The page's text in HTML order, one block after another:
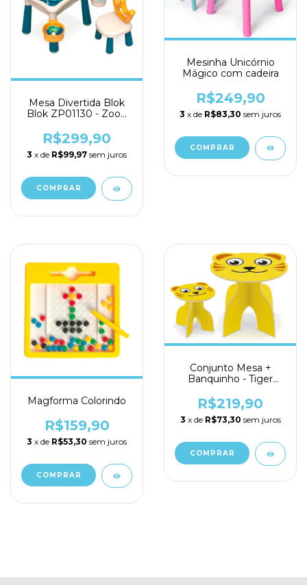
Mesa Divertida Blok
Blok ZP01130 - Zoop
R$299,90
3 x de R$99,97 sem juros
Mesinha Unicórnio
Mágico com cadeira
R$249,90
3 x de R$83,30 sem juros
Magforma Colorindo
R$159,90
3 x de R$53,30 sem juros
Conjunto Mesa +
Banquinho - Tiger
R$219,90
3 x de R$73,30 sem juros